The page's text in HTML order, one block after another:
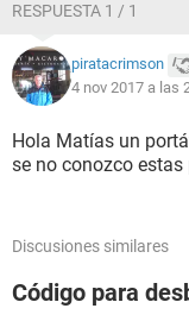
RESPUESTA 1 / 1
piratacrimson
4 nov 2017 a las
Hola Matías un
se no conozco
Discusiones similares
Código para